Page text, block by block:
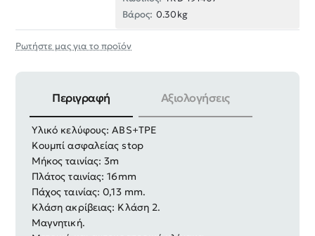
Βάρος: 0.30kg
Ρωτήστε μας για το προϊόν
Περιγραφή Αξιολογήσεις
Υλικό ταινίας: ανθρακούχος χάλυβας 50#
Υλικό κελύφους: ABS+TPE
Κουμπί ασφαλείας stop
Μήκος ταινίας: 3m
Πλάτος ταινίας: 16mm
Πάχος ταινίας: 0,13 mm.
Κλάση ακρίβειας: Κλάση 2.
Μαγνητική.